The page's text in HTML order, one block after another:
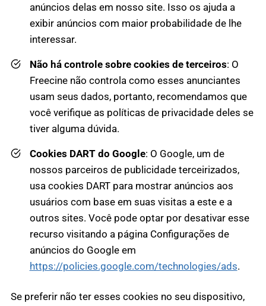
anúncios delas em nosso site. Isso os ajuda a
exibir anúncios com maior probabilidade de lhe
interessar.
Não há controle sobre cookies de terceiros: O
Freecine não controla como esses anunciantes
usam seus dados, portanto, recomendamos que
você verifique as políticas de privacidade deles se
tiver alguma dúvida.
Cookies DART do Google: O Google, um de
nossos parceiros de publicidade terceirizados,
usa cookies DART para mostrar anúncios aos
usuários com base em suas visitas a este e a
outros sites. Você pode optar por desativar esse
recurso visitando a página Configurações de
anúncios do Google em
https://policies.google.com/technologies/ads.
Se preferir não ter esses cookies no seu dispositivo,